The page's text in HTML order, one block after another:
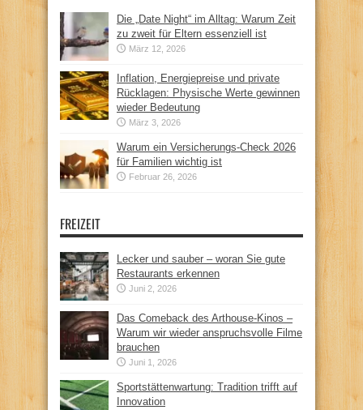
Die „Date Night“ im Alltag: Warum Zeit
zu zweit für Eltern essenziell ist
März 12, 2026
Inflation, Energiepreise und private
Rücklagen: Physische Werte gewinnen
wieder Bedeutung
März 3, 2026
Warum ein Versicherungs-Check 2026
für Familien wichtig ist
Februar 26, 2026
FREIZEIT
Lecker und sauber – woran Sie gute
Restaurants erkennen
Juni 2, 2026
Das Comeback des Arthouse-Kinos –
Warum wir wieder anspruchsvolle Filme
brauchen
Juni 1, 2026
Sportstättenwartung: Tradition trifft auf
Innovation